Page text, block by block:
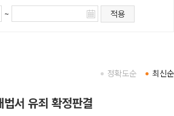
~ 적용
최신순
정확도순
법서 유죄 확정판결